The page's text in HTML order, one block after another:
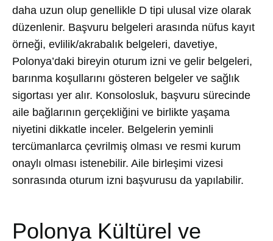
daha uzun olup genellikle D tipi ulusal vize olarak
düzenlenir. Başvuru belgeleri arasında nüfus kayıt
örneği, evlilik/akrabalık belgeleri, davetiye,
Polonya’daki bireyin oturum izni ve gelir belgeleri,
barınma koşullarını gösteren belgeler ve sağlık
sigortası yer alır. Konsolosluk, başvuru sürecinde
aile bağlarının gerçekliğini ve birlikte yaşama
niyetini dikkatle inceler. Belgelerin yeminli
tercümanlarca çevrilmiş olması ve resmi kurum
onaylı olması istenebilir. Aile birleşimi vizesi
sonrasında oturum izni başvurusu da yapılabilir.
Polonya Kültürel ve